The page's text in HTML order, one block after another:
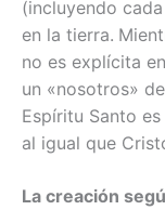
(incluyendo
en la tierra.
no es explícita
un «nosotros»
Espíritu Santo
al igual que
La creación